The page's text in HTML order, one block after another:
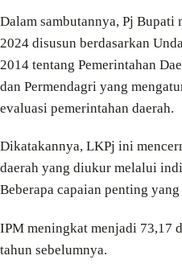
Dalam sambutannya, Pj Bupati
2024 disusun berdasarkan
2014 tentang Pemerintahan
dan Permendagri yang
evaluasi pemerintahan daerah.
Dikatakannya, LKPj ini
daerah yang diukur melalui
Beberapa capaian penting
IPM meningkat menjadi 73,17
tahun sebelumnya.